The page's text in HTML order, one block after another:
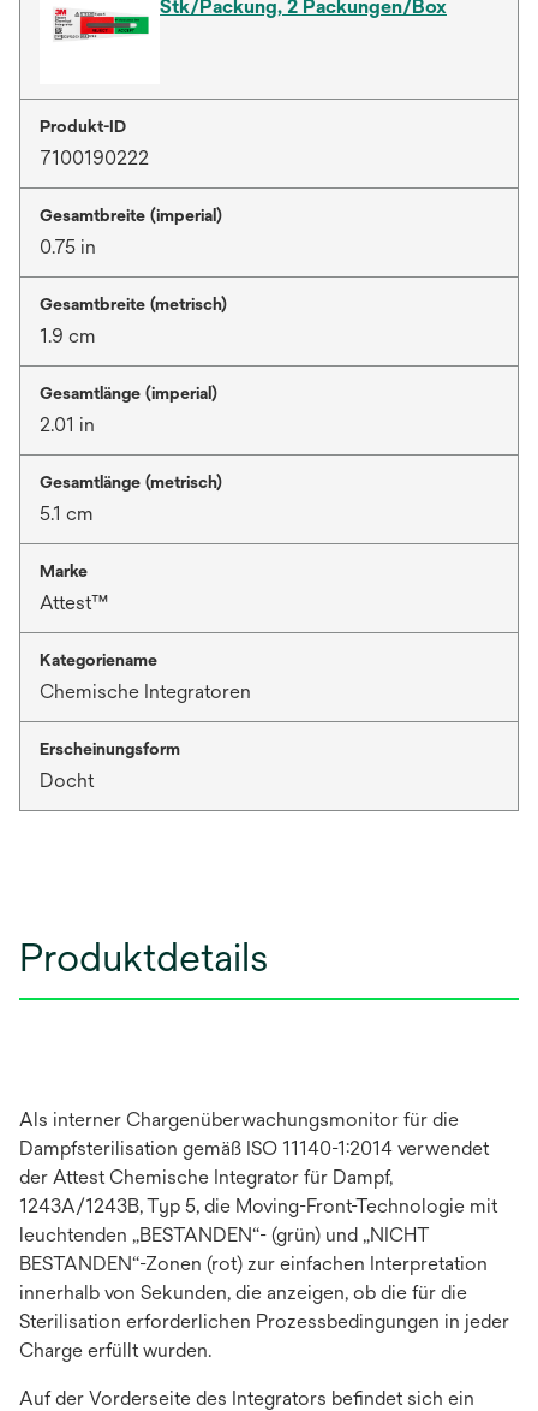
Stk/Packung, 2 Packungen/Box
Produkt-ID
7100190222
Gesamtbreite (imperial)
0.75 in
Gesamtbreite (metrisch)
1.9 cm
Gesamtlänge (imperial)
2.01 in
Gesamtlänge (metrisch)
5.1 cm
Marke
Attest™
Kategoriename
Chemische Integratoren
Erscheinungsform
Docht
Produktdetails
Als interner Chargenüberwachungsmonitor für die
Dampfsterilisation gemäß ISO 11140-1:2014 verwendet
der Attest Chemische Integrator für Dampf,
1243A/1243B, Typ 5, die Moving-Front-Technologie mit
leuchtenden „BESTANDEN“- (grün) und „NICHT
BESTANDEN“-Zonen (rot) zur einfachen Interpretation
innerhalb von Sekunden, die anzeigen, ob die für die
Sterilisation erforderlichen Prozessbedingungen in jeder
Charge erfüllt wurden.
Auf der Vorderseite des Integrators befindet sich ein